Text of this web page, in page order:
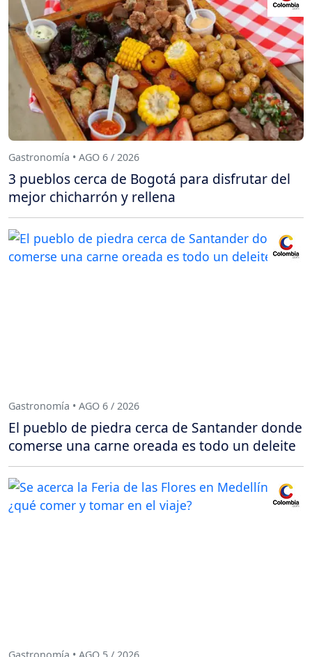
Gastronomía • AGO 6 / 2026
3 pueblos cerca de Bogotá para disfrutar del
mejor chicharrón y rellena
Gastronomía • AGO 6 / 2026
El pueblo de piedra cerca de Santander donde
comerse una carne oreada es todo un deleite